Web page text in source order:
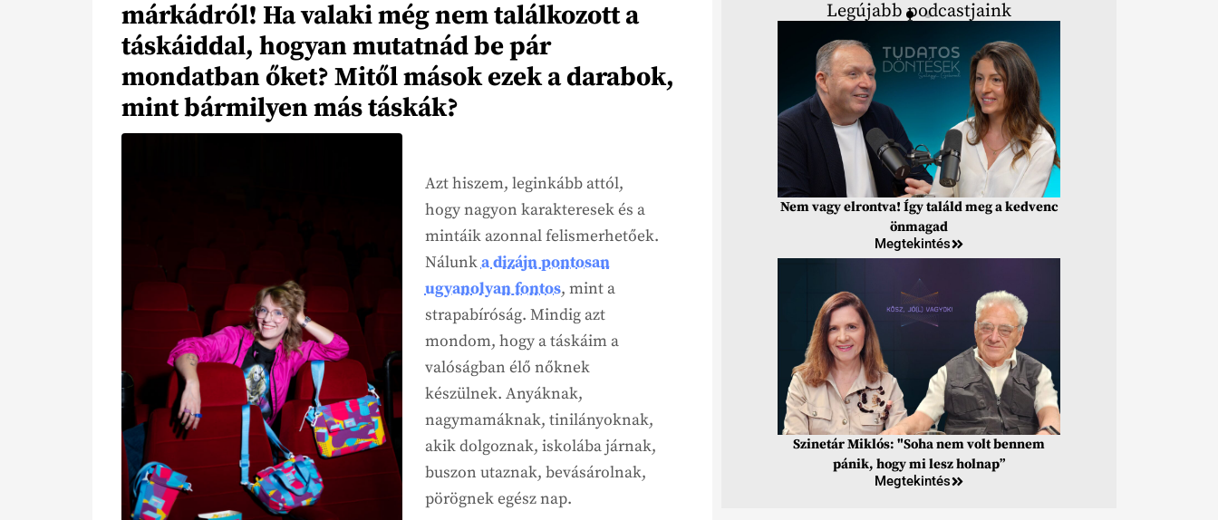
márkádról! Ha valaki még nem találkozott a
táskáiddal, hogyan mutatnád be pár
mondatban őket? Mitől mások ezek a darabok,
mint bármilyen más táskák?
Azt hiszem, leginkább attól,
hogy nagyon karakteresek és a
mintáik azonnal felismerhetőek.
Nálunka dizájn pontosan
ugyanolyan fontos, mint a
strapabíróság. Mindig azt
mondom, hogy a táskáim a
valóságban élő nőknek
készülnek. Anyáknak,
nagymamáknak, tinilányoknak,
akik dolgoznak, iskolába járnak,
buszon utaznak, bevásárolnak,
pörögnek egész nap.
Legújabb podcastjaink
Nem vagy elrontva! Így találd meg a kedvenc
önmagad
Megtekintés
Szinetár Miklós: "Soha nem volt bennem
pánik, hogy mi lesz holnap”
Megtekintés